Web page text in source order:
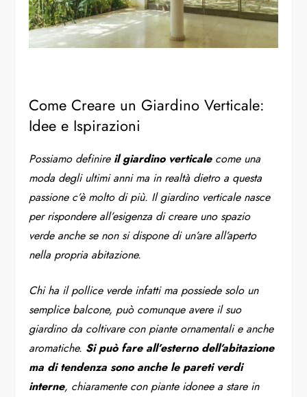
Come Creare un Giardino Verticale:
Idee e Ispirazioni
Possiamo definire il giardino verticalecome una
moda degli ultimi anni ma in realtà dietro a questa
passione c’è molto di più. Il giardino verticale nasce
per rispondere all’esigenza di creare uno spazio
verde anche se non si dispone di un’are all’aperto
nella propria abitazione.
Chi ha il pollice verde infatti ma possiede solo un
semplice balcone, può comunque avere il suo
giardino da coltivare con piante ornamentali e anche
aromatiche. Si può fare all’esterno dell’abitazione
ma di tendenza sono anche le pareti verdi
interne, chiaramente con piante idonee a stare in